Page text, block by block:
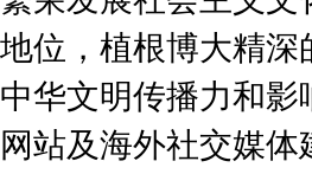
地位，植根博大精
中华文明传播力和影
网站及海外社交媒